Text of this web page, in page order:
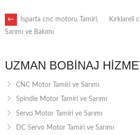
POST
←
Isparta cnc motoru Tamiri,
Sarımı ve Bakımı
Kırklareli
UZMAN BOBINAJ
CNC Motor Tamiri ve Sarımı
Spindle Motor Tamiri ve Sarımı
Servo Motor Tamiri ve Sarımı
DC Servo Motor Tamiri ve Sarımı